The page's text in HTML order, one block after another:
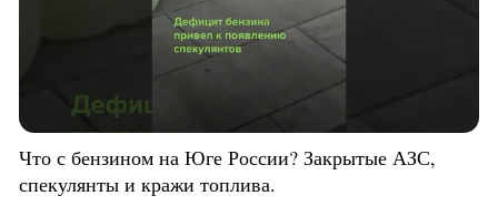
Что с бензином на Юге России? Закрытые АЗС,
спекулянты и кражи топлива.